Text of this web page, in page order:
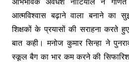
आत्मविश्वास बढ़ाने वाला बनाने का
शिक्षकों के प्रयासों की सराहना करते
बात कही। मनोज कुमार सिन्हा ने
स्कूल बैग का भार कम करने की